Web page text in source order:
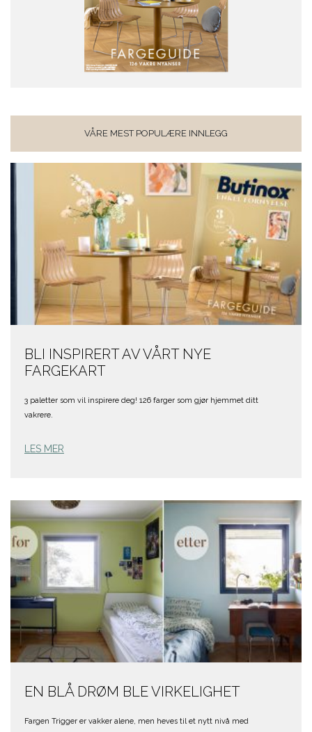
VÅRE MEST POPULÆRE INNLEGG
BLI INSPIRERT AV VÅRT NYE
FARGEKART
3 paletter som vil inspirere deg! 126 farger som gjør hjemmet ditt
vakrere.
LES MER
EN BLÅ DRØM BLE VIRKELIGHET
Fargen Trigger er vakker alene, men heves til et nytt nivå med